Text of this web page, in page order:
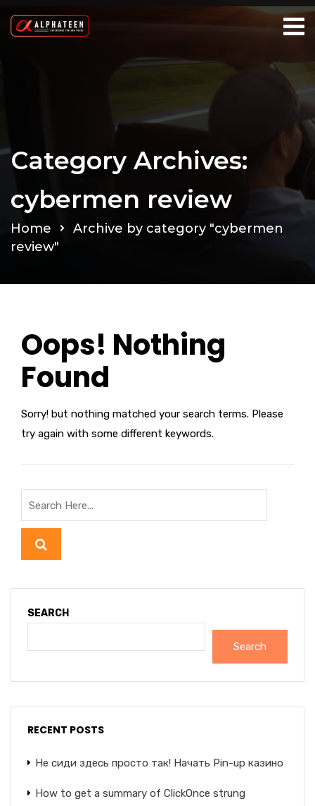
Category Archives:
cybermen review
Home
Archive by category "cybermen
review"
Oops! Nothing
Found
Sorry! but nothing matched your search terms. Please
try again with some different keywords.
SEARCH
Search
RECENT POSTS
Не сиди здесь просто так! Начать Pin-up казино
How to get a summary of ClickOnce strung